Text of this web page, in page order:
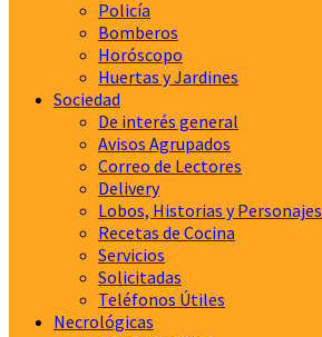
Policía
Bomberos
Horóscopo
Huertas y Jardines
Sociedad
De interés general
Avisos Agrupados
Correo de Lectores
Delivery
Lobos, Historias y Personajes
Recetas de Cocina
Servicios
Solicitadas
Teléfonos Útiles
Necrológicas